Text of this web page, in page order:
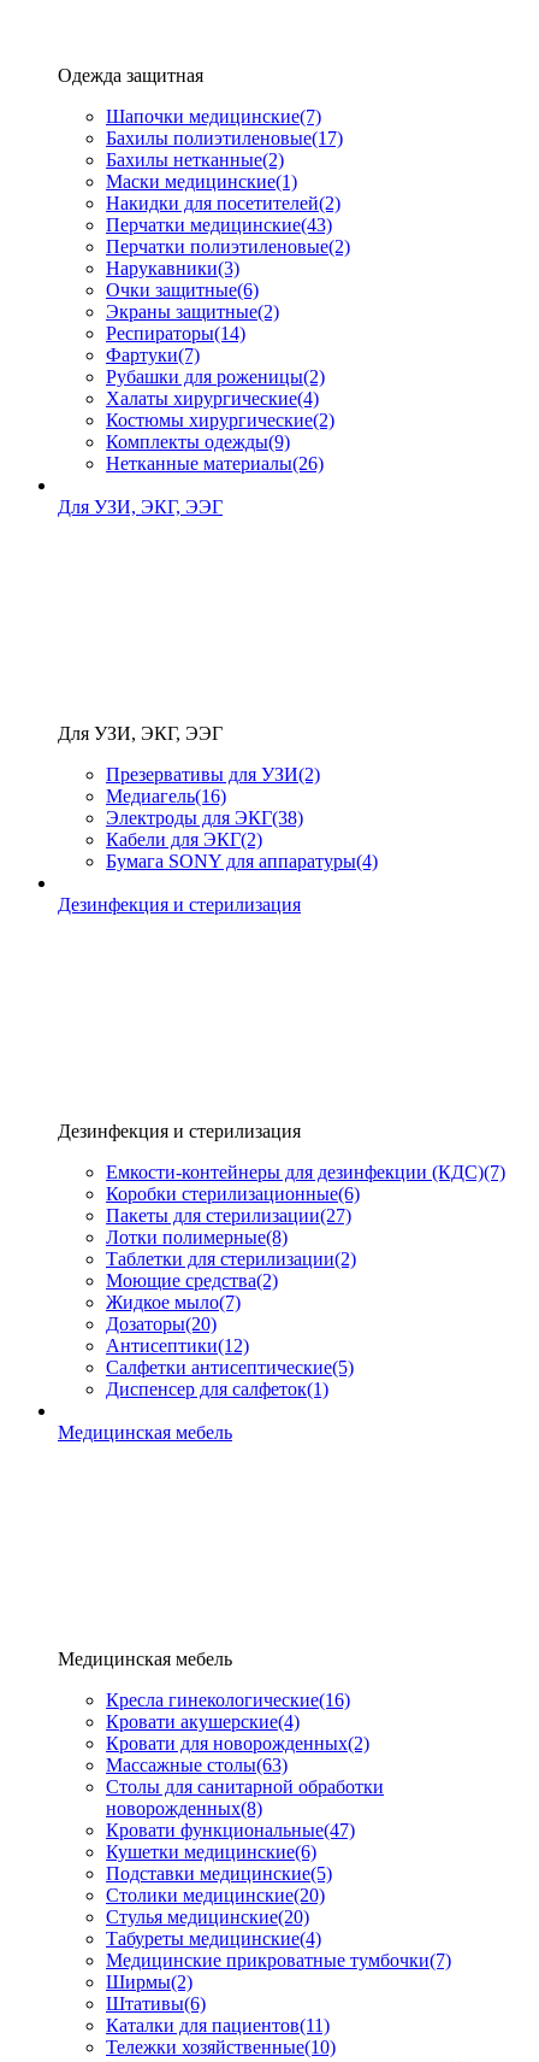
Одежда защитная
Шапочки медицинские(7)
Бахилы полиэтиленовые(17)
Бахилы нетканные(2)
Маски медицинские(1)
Накидки для посетителей(2)
Перчатки медицинские(43)
Перчатки полиэтиленовые(2)
Нарукавники(3)
Очки защитные(6)
Экраны защитные(2)
Рeспираторы(14)
Фартуки(7)
Рубашки для роженицы(2)
Халаты хирургические(4)
Костюмы хирургические(2)
Комплекты одежды(9)
Нетканные материалы(26)
Для УЗИ, ЭКГ, ЭЭГ
Для УЗИ, ЭКГ, ЭЭГ
Презервативы для УЗИ(2)
Медиагель(16)
Электроды для ЭКГ(38)
Кабели для ЭКГ(2)
Бумага SONY для аппаратуры(4)
Дезинфекция и стерилизация
Дезинфекция и стерилизация
Емкости-контейнеры для дезинфекции (КДС)(7)
Коробки стерилизационные(6)
Пакеты для стерилизации(27)
Лотки полимерные(8)
Таблетки для стерилизации(2)
Моющие средства(2)
Жидкое мыло(7)
Дозаторы(20)
Антисептики(12)
Салфетки антисептические(5)
Диспенсер для салфеток(1)
Медицинская мебель
Медицинская мебель
Кресла гинекологические(16)
Кровати акушерские(4)
Кровати для новорожденных(2)
Массажные столы(63)
Столы для санитарной обработки
новорожденных(8)
Кровати функциональные(47)
Кушетки медицинские(6)
Подставки медицинские(5)
Столики медицинские(20)
Стулья медицинские(20)
Табуреты медицинские(4)
Медицинские прикроватные тумбочки(7)
Ширмы(2)
Штативы(6)
Каталки для пациентов(11)
Тележки хозяйственные(10)